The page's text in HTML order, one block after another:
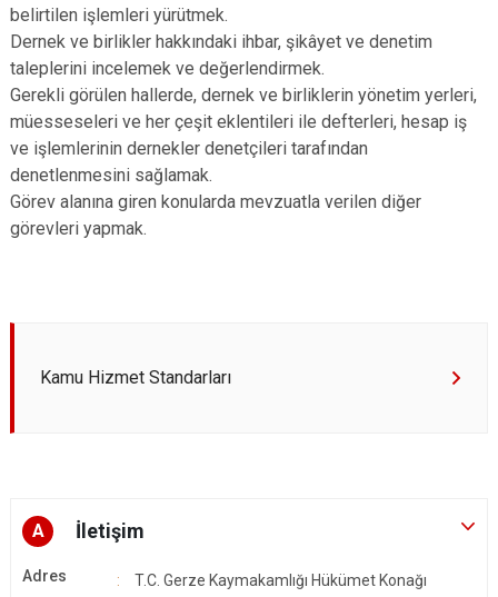
belirtilen işlemleri yürütmek.
Dernek ve birlikler hakkındaki ihbar, şikâyet ve denetim
taleplerini incelemek ve değerlendirmek.
Gerekli görülen hallerde, dernek ve birliklerin yönetim yerleri,
müesseseleri ve her çeşit eklentileri ile defterleri, hesap iş
ve işlemlerinin dernekler denetçileri tarafından
denetlenmesini sağlamak.
Görev alanına giren konularda mevzuatla verilen diğer
görevleri yapmak.
Kamu Hizmet Standarları
A İletişim
Adres
T.C. Gerze Kaymakamlığı Hükümet Konağı